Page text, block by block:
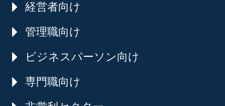
経営者向け
管理職向け
ビジネスパーソン向け
専門職向け